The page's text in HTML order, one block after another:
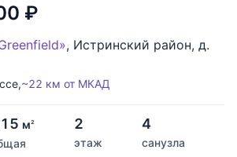
₽
, Истринский район, д.
~22 км от МКАД
м2 2
этаж
4
санузла